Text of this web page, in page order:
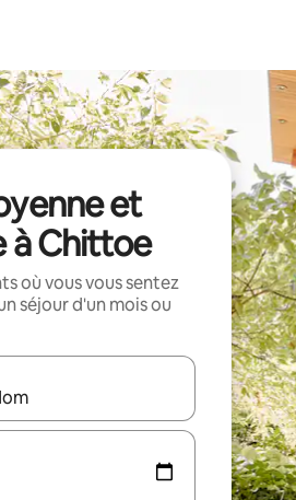
et
à Chittoe
où vous vous sentez
séjour d'un mois ou
utilisez les flèches vers le haut et